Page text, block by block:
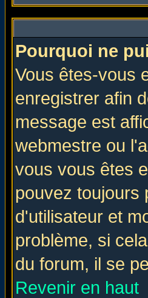
Pourquoi ne
Vous êtes-vous
enregistrer afin
message est
webmestre ou
vous vous êtes
pouvez toujours
d'utilisateur et
problème, si
du forum, il se
Revenir en haut